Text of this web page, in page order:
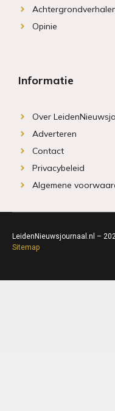
Opinie
Informatie
Over
Adverteren
Contact
Privacybeleid
Algemene
LeidenNieuwsjournaal.nl –
Sitemap